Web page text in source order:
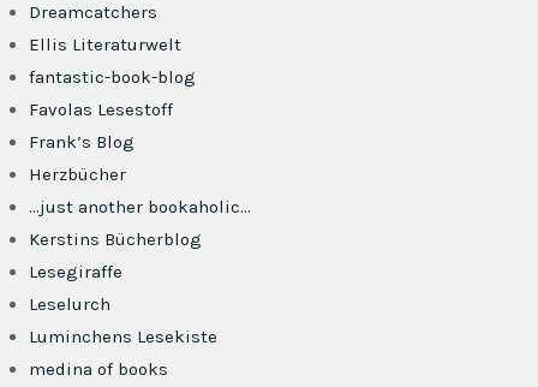
Dreamcatchers
Ellis Literaturwelt
fantastic-book-blog
Favolas Lesestoff
Frank’s Blog
Herzbücher
…just another bookaholic…
Kerstins Bücherblog
Lesegiraffe
Leselurch
Luminchens Lesekiste
medina of books